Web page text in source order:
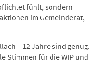
fühlt, sondern
im Gemeinderat,
– 12 Jahre sind genug.
Stimmen für die WIP und